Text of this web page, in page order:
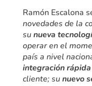
Ramón Escalona
novedades de la
sunueva
operar en el
país a nivel
integración
cliente; sunuevo